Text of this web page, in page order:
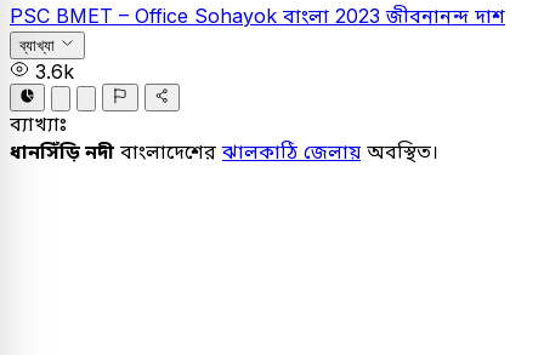
PSC BMET – Office Sohayok বাংলা 2023জীবনানন্দ দাশ
ব্যাখ্যা
3.6k
ব্যাখ্যাঃ
ধানসিঁড়ি নদী বাংলাদেশেরঝালকাঠি জেলায় অবস্থিত।